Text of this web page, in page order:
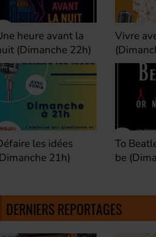
avec le VIH
20h)
Beatles or not to
(Dimanche 19h)
Club
David
samedi
Fan de
21h)
DERNIERS REPORTAGES